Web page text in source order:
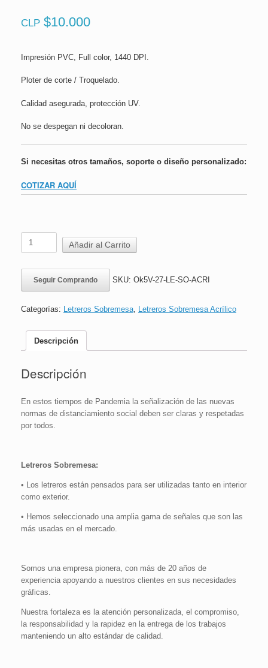
CLP $10.000
Impresión PVC, Full color, 1440 DPI.
Ploter de corte / Troquelado.
Calidad asegurada, protección UV.
No se despegan ni decoloran.
Si necesitas otros tamaños, soporte o diseño personalizado:
COTIZAR AQUÍ
Letrero
Sobremesa
|
Obligatorio
usar
Pediluvio
cantidad
Añadir al Carrito
Seguir Comprando SKU: Ok5V-27-LE-SO-ACRI
Categorías: Letreros Sobremesa, Letreros Sobremesa Acrílico
Descripción
Descripción
En estos tiempos de Pandemia la señalización de las nuevas
normas de distanciamiento social deben ser claras y respetadas
por todos.
Letreros Sobremesa:
• Los letreros están pensados para ser utilizadas tanto en interior
como exterior.
• Hemos seleccionado una amplia gama de señales que son las
más usadas en el mercado.
Somos una empresa pionera, con más de 20 años de
experiencia apoyando a nuestros clientes en sus necesidades
gráficas.
Nuestra fortaleza es la atención personalizada, el compromiso,
la responsabilidad y la rapidez en la entrega de los trabajos
manteniendo un alto estándar de calidad.